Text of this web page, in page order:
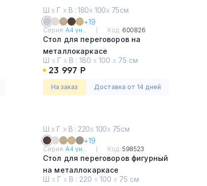
Ш х Г х В : 180х 100х 75см
+19
Серия:А4 ун... Код: 600826
Стол для переговоров на
металлокаркасе
Серый
Ш х Г х В : 180 х 100 х 75 см
23 997 Р
На заказ Доставка от 14 дней
Ш х Г х В : 220х 100х 75см
+19
Серия:А4 ун... Код: 598523
Стол для переговоров фигурный
на металлокаркасе
Венге
Ш х Г х В : 220 х 100 х 75 см